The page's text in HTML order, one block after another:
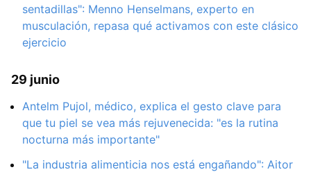
sentadillas": Menno Henselmans, experto en
musculación, repasa qué activamos con este clásico
ejercicio
29 junio
Antelm Pujol, médico, explica el gesto clave para
que tu piel se vea más rejuvenecida: "es la rutina
nocturna más importante"
"La industria alimenticia nos está engañando": Aitor